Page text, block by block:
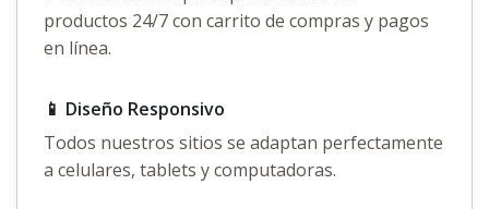
productos 24/7 con carrito de compras y pagos
en línea.
📱 Diseño Responsivo
Todos nuestros sitios se adaptan perfectamente
a celulares, tablets y computadoras.